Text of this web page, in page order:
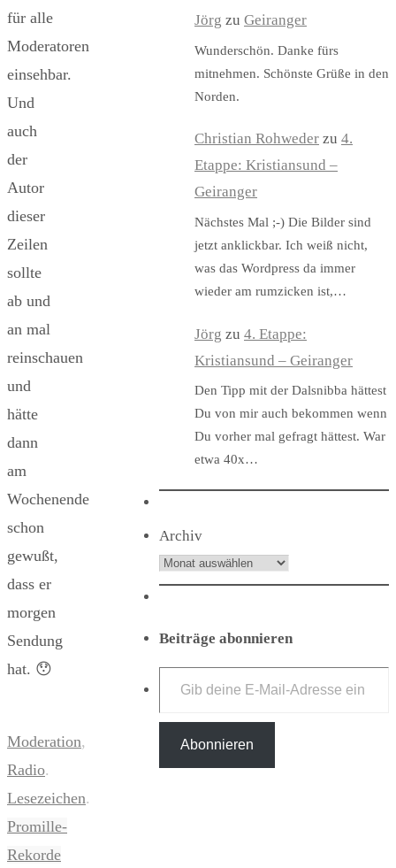
für alle
Moderatoren
einsehbar.
Und
auch
der
Autor
dieser
Zeilen
sollte
ab und
an mal
reinschauen
und
hätte
dann
am
Wochenende
schon
gewußt,
dass er
morgen
Sendung
hat. 😯
Moderation,
Radio.
Lesezeichen.
Promille-
Rekorde
Jörg zu Geiranger
Wunderschön. Danke fürs
mitnehmen. Schönste Grüße in den
Norden.
Christian Rohweder zu 4.
Etappe: Kristiansund –
Geiranger
Nächstes Mal ;-) Die Bilder sind
jetzt anklickbar. Ich weiß nicht,
was das Wordpress da immer
wieder am rumzicken ist,…
Jörg zu 4. Etappe:
Kristiansund – Geiranger
Den Tipp mit der Dalsnibba hättest
Du von mir auch bekommen wenn
Du vorher mal gefragt hättest. War
etwa 40x…
Archiv
Beiträge abonnieren
Gib deine E-Mail-Adresse ein ...
Abonnieren